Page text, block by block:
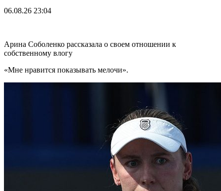
06.08.26 23:04
Арина Соболенко рассказала о своем отношении к
собственному влогу
«Мне нравится показывать мелочи».